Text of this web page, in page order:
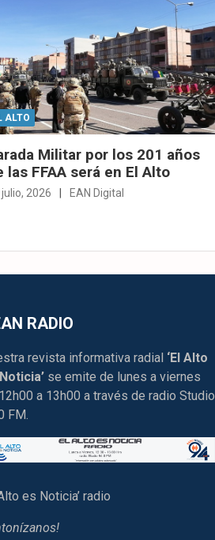
ALTO
Militar por los 201 años
las FFAA será en El Alto
julio, 2026 EAN Digital
RADIO
revista informativa radial ‘El Alto
se emite de lunes a viernes
a 13h00 a través de radio Studio
FM.
es Noticia’ radio